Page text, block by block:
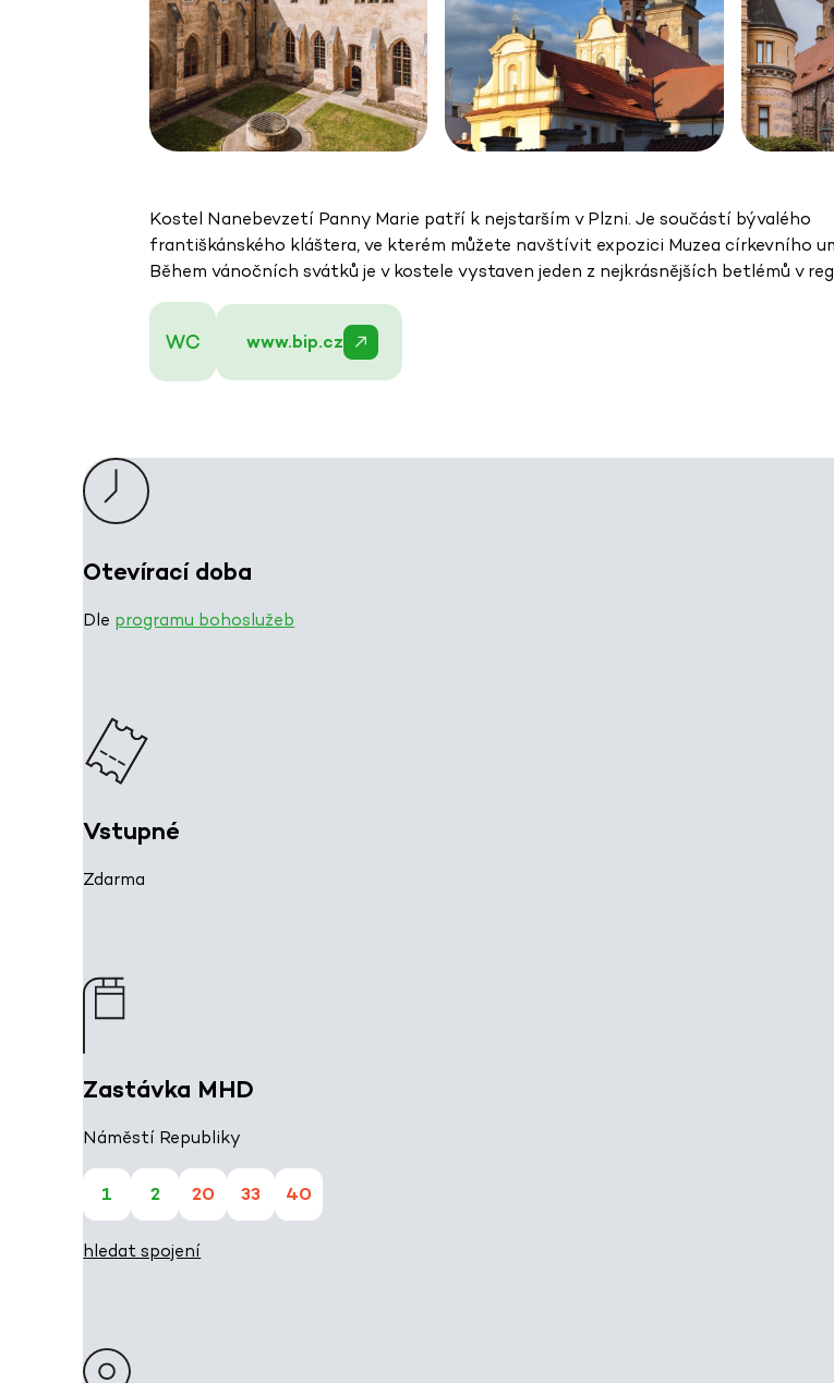
Kostel Nanebevzetí Panny Marie patří k nejstarším v Plzni. Je součástí bývalého
františkánského kláštera, ve kterém můžete navštívit expozici Muzea církevního
Během vánočních svátků je v kostele vystaven jeden z nejkrásnějších betlémů v
www.bip.cz
Otevírací doba
Dle programu bohoslužeb
Vstupné
Zdarma
Zastávka MHD
Náměstí Republiky
1 2 20 33 40
hledat spojení